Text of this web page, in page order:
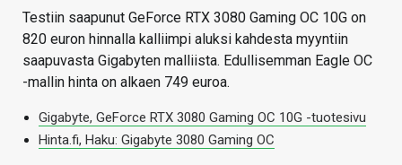
Testiin saapunut GeForce RTX 3080 Gaming OC 10G on
820 euron hinnalla kalliimpi aluksi kahdesta myyntiin
saapuvasta Gigabyten malliista. Edullisemman Eagle OC
-mallin hinta on alkaen 749 euroa.
Gigabyte, GeForce RTX 3080 Gaming OC 10G -tuotesivu
Hinta.fi, Haku: Gigabyte 3080 Gaming OC